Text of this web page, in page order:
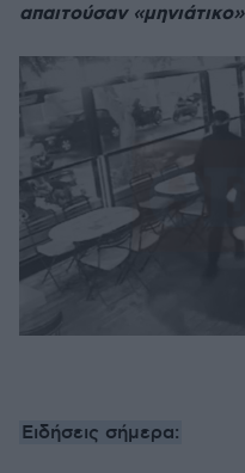
απαιτούσαν «μηνιάτικο»
Ειδήσεις σήμερα: